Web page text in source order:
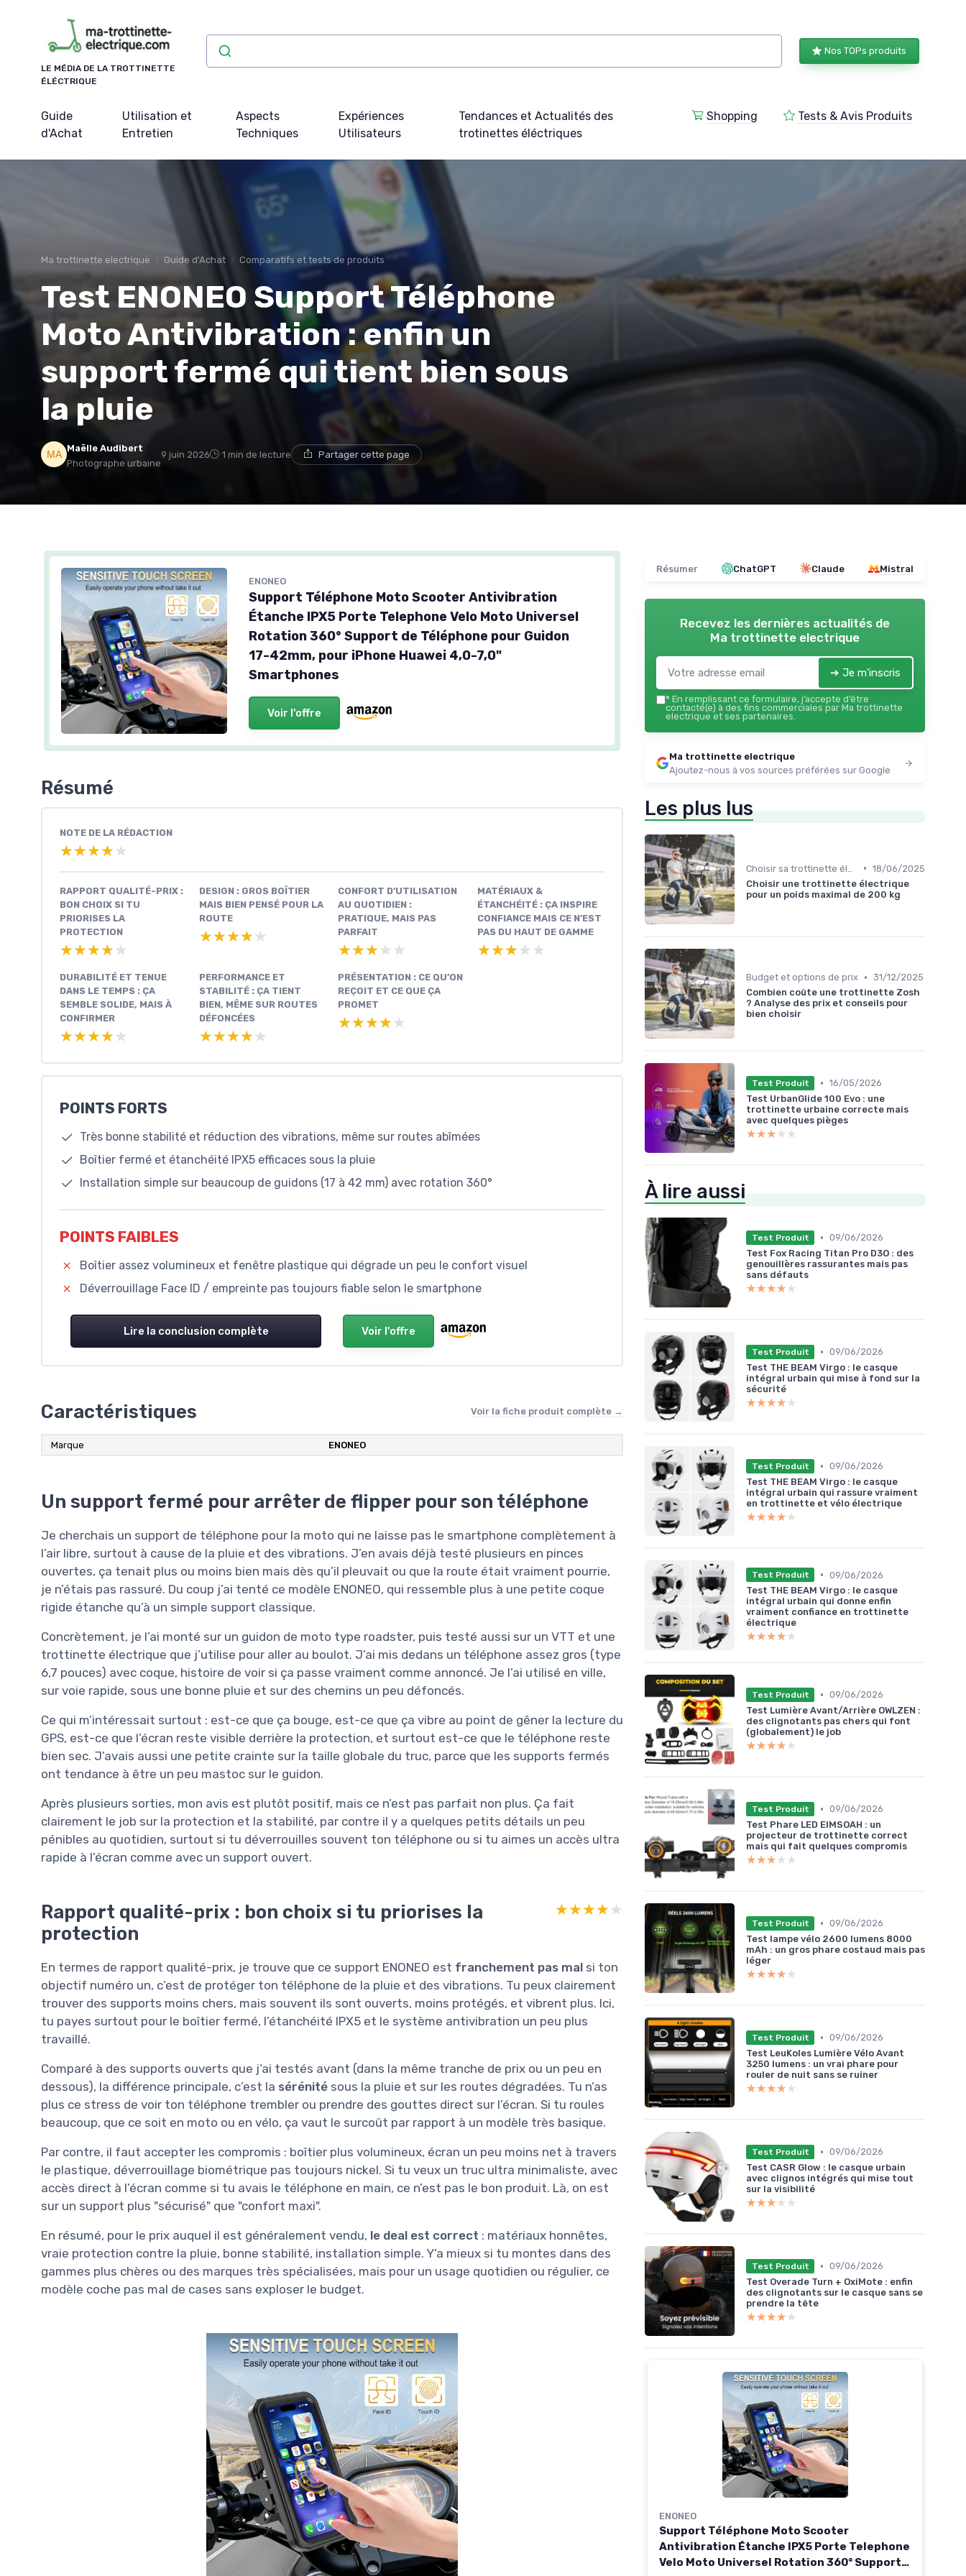
LE MÉDIA DE LA TROTTINETTE
ÉLÉCTRIQUE
Nos TOPs produits
Guide
d'Achat
Utilisation et
Entretien
Aspects
Techniques
Expériences
Utilisateurs
Tendances et Actualités des
trotinettes éléctriques
Shopping Tests & Avis Produits
Ma trottinette electrique Guide d'Achat Comparatifs et tests de produits
Test ENONEO Support Téléphone
Moto Antivibration : enfin un
support fermé qui tient bien sous
la pluie
Maëlle Audibert
Photographe urbaine
9 juin 2026 1 min de lecture Partager cette page
ENONEO
Support Téléphone Moto Scooter Antivibration
Étanche IPX5 Porte Telephone Velo Moto Universel
Rotation 360° Support de Téléphone pour Guidon
17-42mm, pour iPhone Huawei 4,0-7,0"
Smartphones
Voir l'offre
Résumé
NOTE DE LA RÉDACTION
★★★★★
★★★★★
RAPPORT QUALITÉ-PRIX :
BON CHOIX SI TU
PRIORISES LA
PROTECTION
★★★★★
★★★★★
DESIGN : GROS BOÎTIER
MAIS BIEN PENSÉ POUR LA
ROUTE
★★★★★
★★★★★
CONFORT D’UTILISATION
AU QUOTIDIEN :
PRATIQUE, MAIS PAS
PARFAIT
★★★★★
★★★★★
MATÉRIAUX &
ÉTANCHÉITÉ : ÇA INSPIRE
CONFIANCE MAIS CE N’EST
PAS DU HAUT DE GAMME
★★★★★
★★★★★
DURABILITÉ ET TENUE
DANS LE TEMPS : ÇA
SEMBLE SOLIDE, MAIS À
CONFIRMER
★★★★★
★★★★★
PERFORMANCE ET
STABILITÉ : ÇA TIENT
BIEN, MÊME SUR ROUTES
DÉFONCÉES
★★★★★
★★★★★
PRÉSENTATION : CE QU’ON
REÇOIT ET CE QUE ÇA
PROMET
★★★★★
★★★★★
POINTS FORTS
Très bonne stabilité et réduction des vibrations, même sur routes abîmées
Boîtier fermé et étanchéité IPX5 efficaces sous la pluie
Installation simple sur beaucoup de guidons (17 à 42 mm) avec rotation 360°
POINTS FAIBLES
Boîtier assez volumineux et fenêtre plastique qui dégrade un peu le confort visuel
Déverrouillage Face ID / empreinte pas toujours fiable selon le smartphone
Lire la conclusion complète Voir l'offre
Caractéristiques Voir la fiche produit complète →
Marque ENONEO
Un support fermé pour arrêter de flipper pour son téléphone
Je cherchais un support de téléphone pour la moto qui ne laisse pas le smartphone complètement à
l’air libre, surtout à cause de la pluie et des vibrations. J’en avais déjà testé plusieurs en pinces
ouvertes, ça tenait plus ou moins bien mais dès qu’il pleuvait ou que la route était vraiment pourrie,
je n’étais pas rassuré. Du coup j’ai tenté ce modèle ENONEO, qui ressemble plus à une petite coque
rigide étanche qu’à un simple support classique.
Concrètement, je l’ai monté sur un guidon de moto type roadster, puis testé aussi sur un VTT et une
trottinette électrique que j’utilise pour aller au boulot. J’ai mis dedans un téléphone assez gros (type
6,7 pouces) avec coque, histoire de voir si ça passe vraiment comme annoncé. Je l’ai utilisé en ville,
sur voie rapide, sous une bonne pluie et sur des chemins un peu défoncés.
Ce qui m’intéressait surtout : est-ce que ça bouge, est-ce que ça vibre au point de gêner la lecture du
GPS, est-ce que l’écran reste visible derrière la protection, et surtout est-ce que le téléphone reste
bien sec. J’avais aussi une petite crainte sur la taille globale du truc, parce que les supports fermés
ont tendance à être un peu mastoc sur le guidon.
Après plusieurs sorties, mon avis est plutôt positif, mais ce n’est pas parfait non plus. Ça fait
clairement le job sur la protection et la stabilité, par contre il y a quelques petits détails un peu
pénibles au quotidien, surtout si tu déverrouilles souvent ton téléphone ou si tu aimes un accès ultra
rapide à l’écran comme avec un support ouvert.
Rapport qualité-prix : bon choix si tu priorises la
protection
★★★★★
★★★★★
En termes de rapport qualité-prix, je trouve que ce support ENONEO est franchement pas mal si ton
objectif numéro un, c’est de protéger ton téléphone de la pluie et des vibrations. Tu peux clairement
trouver des supports moins chers, mais souvent ils sont ouverts, moins protégés, et vibrent plus. Ici,
tu payes surtout pour le boîtier fermé, l’étanchéité IPX5 et le système antivibration un peu plus
travaillé.
Comparé à des supports ouverts que j’ai testés avant (dans la même tranche de prix ou un peu en
dessous), la différence principale, c’est la sérénité sous la pluie et sur les routes dégradées. Tu n’as
plus ce stress de voir ton téléphone trembler ou prendre des gouttes direct sur l’écran. Si tu roules
beaucoup, que ce soit en moto ou en vélo, ça vaut le surcoût par rapport à un modèle très basique.
Par contre, il faut accepter les compromis : boîtier plus volumineux, écran un peu moins net à travers
le plastique, déverrouillage biométrique pas toujours nickel. Si tu veux un truc ultra minimaliste, avec
accès direct à l’écran comme si tu avais le téléphone en main, ce n’est pas le bon produit. Là, on est
sur un support plus "sécurisé" que "confort maxi".
En résumé, pour le prix auquel il est généralement vendu, le deal est correct : matériaux honnêtes,
vraie protection contre la pluie, bonne stabilité, installation simple. Y’a mieux si tu montes dans des
gammes plus chères ou des marques très spécialisées, mais pour un usage quotidien ou régulier, ce
modèle coche pas mal de cases sans exploser le budget.
Résumer ChatGPT Claude Mistral
Recevez les dernières actualités de
Ma trottinette electrique
➔ Je m'inscris
* En remplissant ce formulaire, j’accepte d’être
contacté(e) à des fins commerciales par Ma trottinette
electrique et ses partenaires.
Ma trottinette electrique
Ajoutez-nous à vos sources préférées sur Google
Les plus lus
• 18/06/2025
Choisir une trottinette électrique
pour un poids maximal de 200 kg
Budget et options de prix • 31/12/2025
Combien coûte une trottinette Zosh
? Analyse des prix et conseils pour
bien choisir
Test Produit • 16/05/2026
Test UrbanGlide 100 Evo : une
trottinette urbaine correcte mais
avec quelques pièges
★★★★★
★★★★★
À lire aussi
Test Produit • 09/06/2026
Test Fox Racing Titan Pro D3O : des
genouillères rassurantes mais pas
sans défauts
★★★★★
★★★★★
Test Produit • 09/06/2026
Test THE BEAM Virgo : le casque
intégral urbain qui mise à fond sur la
sécurité
★★★★★
★★★★★
Test Produit • 09/06/2026
Test THE BEAM Virgo : le casque
intégral urbain qui rassure vraiment
en trottinette et vélo électrique
★★★★★
★★★★★
Test Produit • 09/06/2026
Test THE BEAM Virgo : le casque
intégral urbain qui donne enfin
vraiment confiance en trottinette
électrique
★★★★★
★★★★★
Test Produit • 09/06/2026
Test Lumière Avant/Arrière OWLZEN :
des clignotants pas chers qui font
(globalement) le job
★★★★★
★★★★★
Test Produit • 09/06/2026
Test Phare LED EIMSOAH : un
projecteur de trottinette correct
mais qui fait quelques compromis
★★★★★
★★★★★
Test Produit • 09/06/2026
Test lampe vélo 2600 lumens 8000
mAh : un gros phare costaud mais pas
léger
★★★★★
★★★★★
Test Produit • 09/06/2026
Test LeuKoles Lumière Vélo Avant
3250 lumens : un vrai phare pour
rouler de nuit sans se ruiner
★★★★★
★★★★★
Test Produit • 09/06/2026
Test CASR Glow : le casque urbain
avec clignos intégrés qui mise tout
sur la visibilité
★★★★★
★★★★★
Test Produit • 09/06/2026
Test Overade Turn + OxiMote : enfin
des clignotants sur le casque sans se
prendre la tête
★★★★★
★★★★★
ENONEO
Support Téléphone Moto Scooter
Antivibration Étanche IPX5 Porte Telephone
Velo Moto Universel Rotation 360° Support